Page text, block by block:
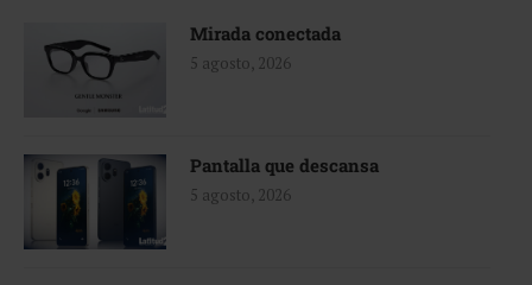
Mirada conectada
5 agosto, 2026
Pantalla que descansa
5 agosto, 2026